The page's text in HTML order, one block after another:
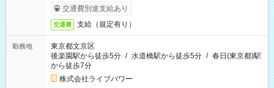
交通費別途支給あり
交通費 支給（規定有り）
勤務地
東京都文京区
後楽園駅から徒歩5分 / 水道橋駅から徒歩5分 / 春日(東京都)駅
から徒歩7分
株式会社ライブパワー